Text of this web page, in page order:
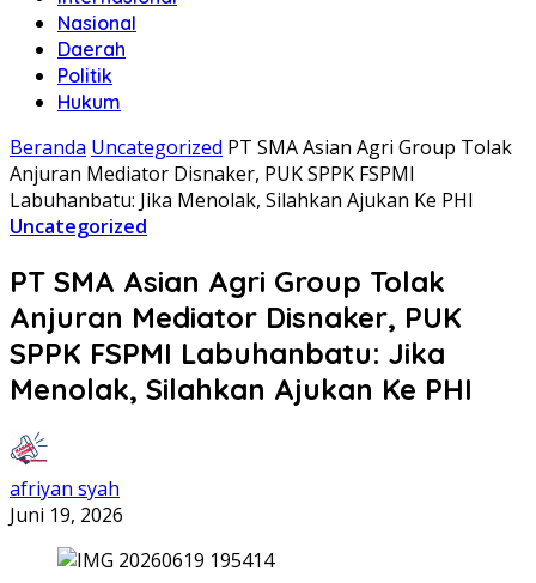
Nasional
Daerah
Politik
Hukum
Beranda Uncategorized PT SMA Asian Agri Group Tolak
Anjuran Mediator Disnaker, PUK SPPK FSPMI
Labuhanbatu: Jika Menolak, Silahkan Ajukan Ke PHI
Uncategorized
PT SMA Asian Agri Group Tolak
Anjuran Mediator Disnaker, PUK
SPPK FSPMI Labuhanbatu: Jika
Menolak, Silahkan Ajukan Ke PHI
afriyan syah
Juni 19, 2026